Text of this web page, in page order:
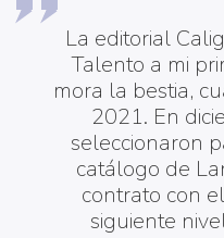
La editorial
Talento a mi
mora la bestia,
2021. En
seleccionaron
catálogo de
contrato con
siguiente